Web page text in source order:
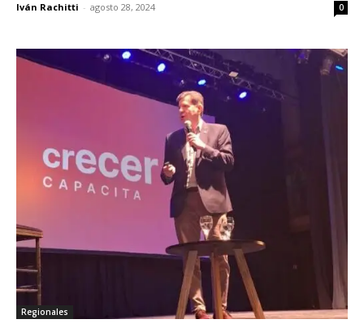
Iván Rachitti - agosto 28, 2024 0
Regionales